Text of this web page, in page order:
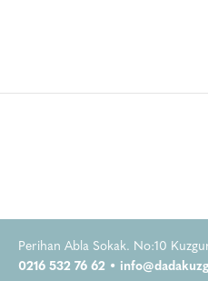
Perihan Abla Sokak. No:10
0216 532 76 62 •